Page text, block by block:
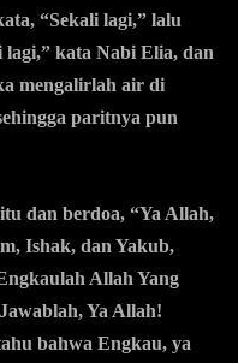
“Sekali lagi,” lalu
kata Nabi Elia, dan
mengalirlah air di
paritnya pun
dan berdoa, “Ya Allah,
Ishak, dan Yakub,
Allah Yang
Ya Allah!
bahwa Engkau, ya